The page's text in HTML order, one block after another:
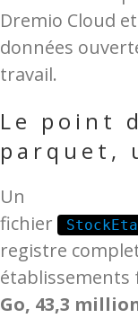
Dremio Cloud
données
travail.
Le point
parquet,
Un
fichier
registre
établissements
Go, 43,3